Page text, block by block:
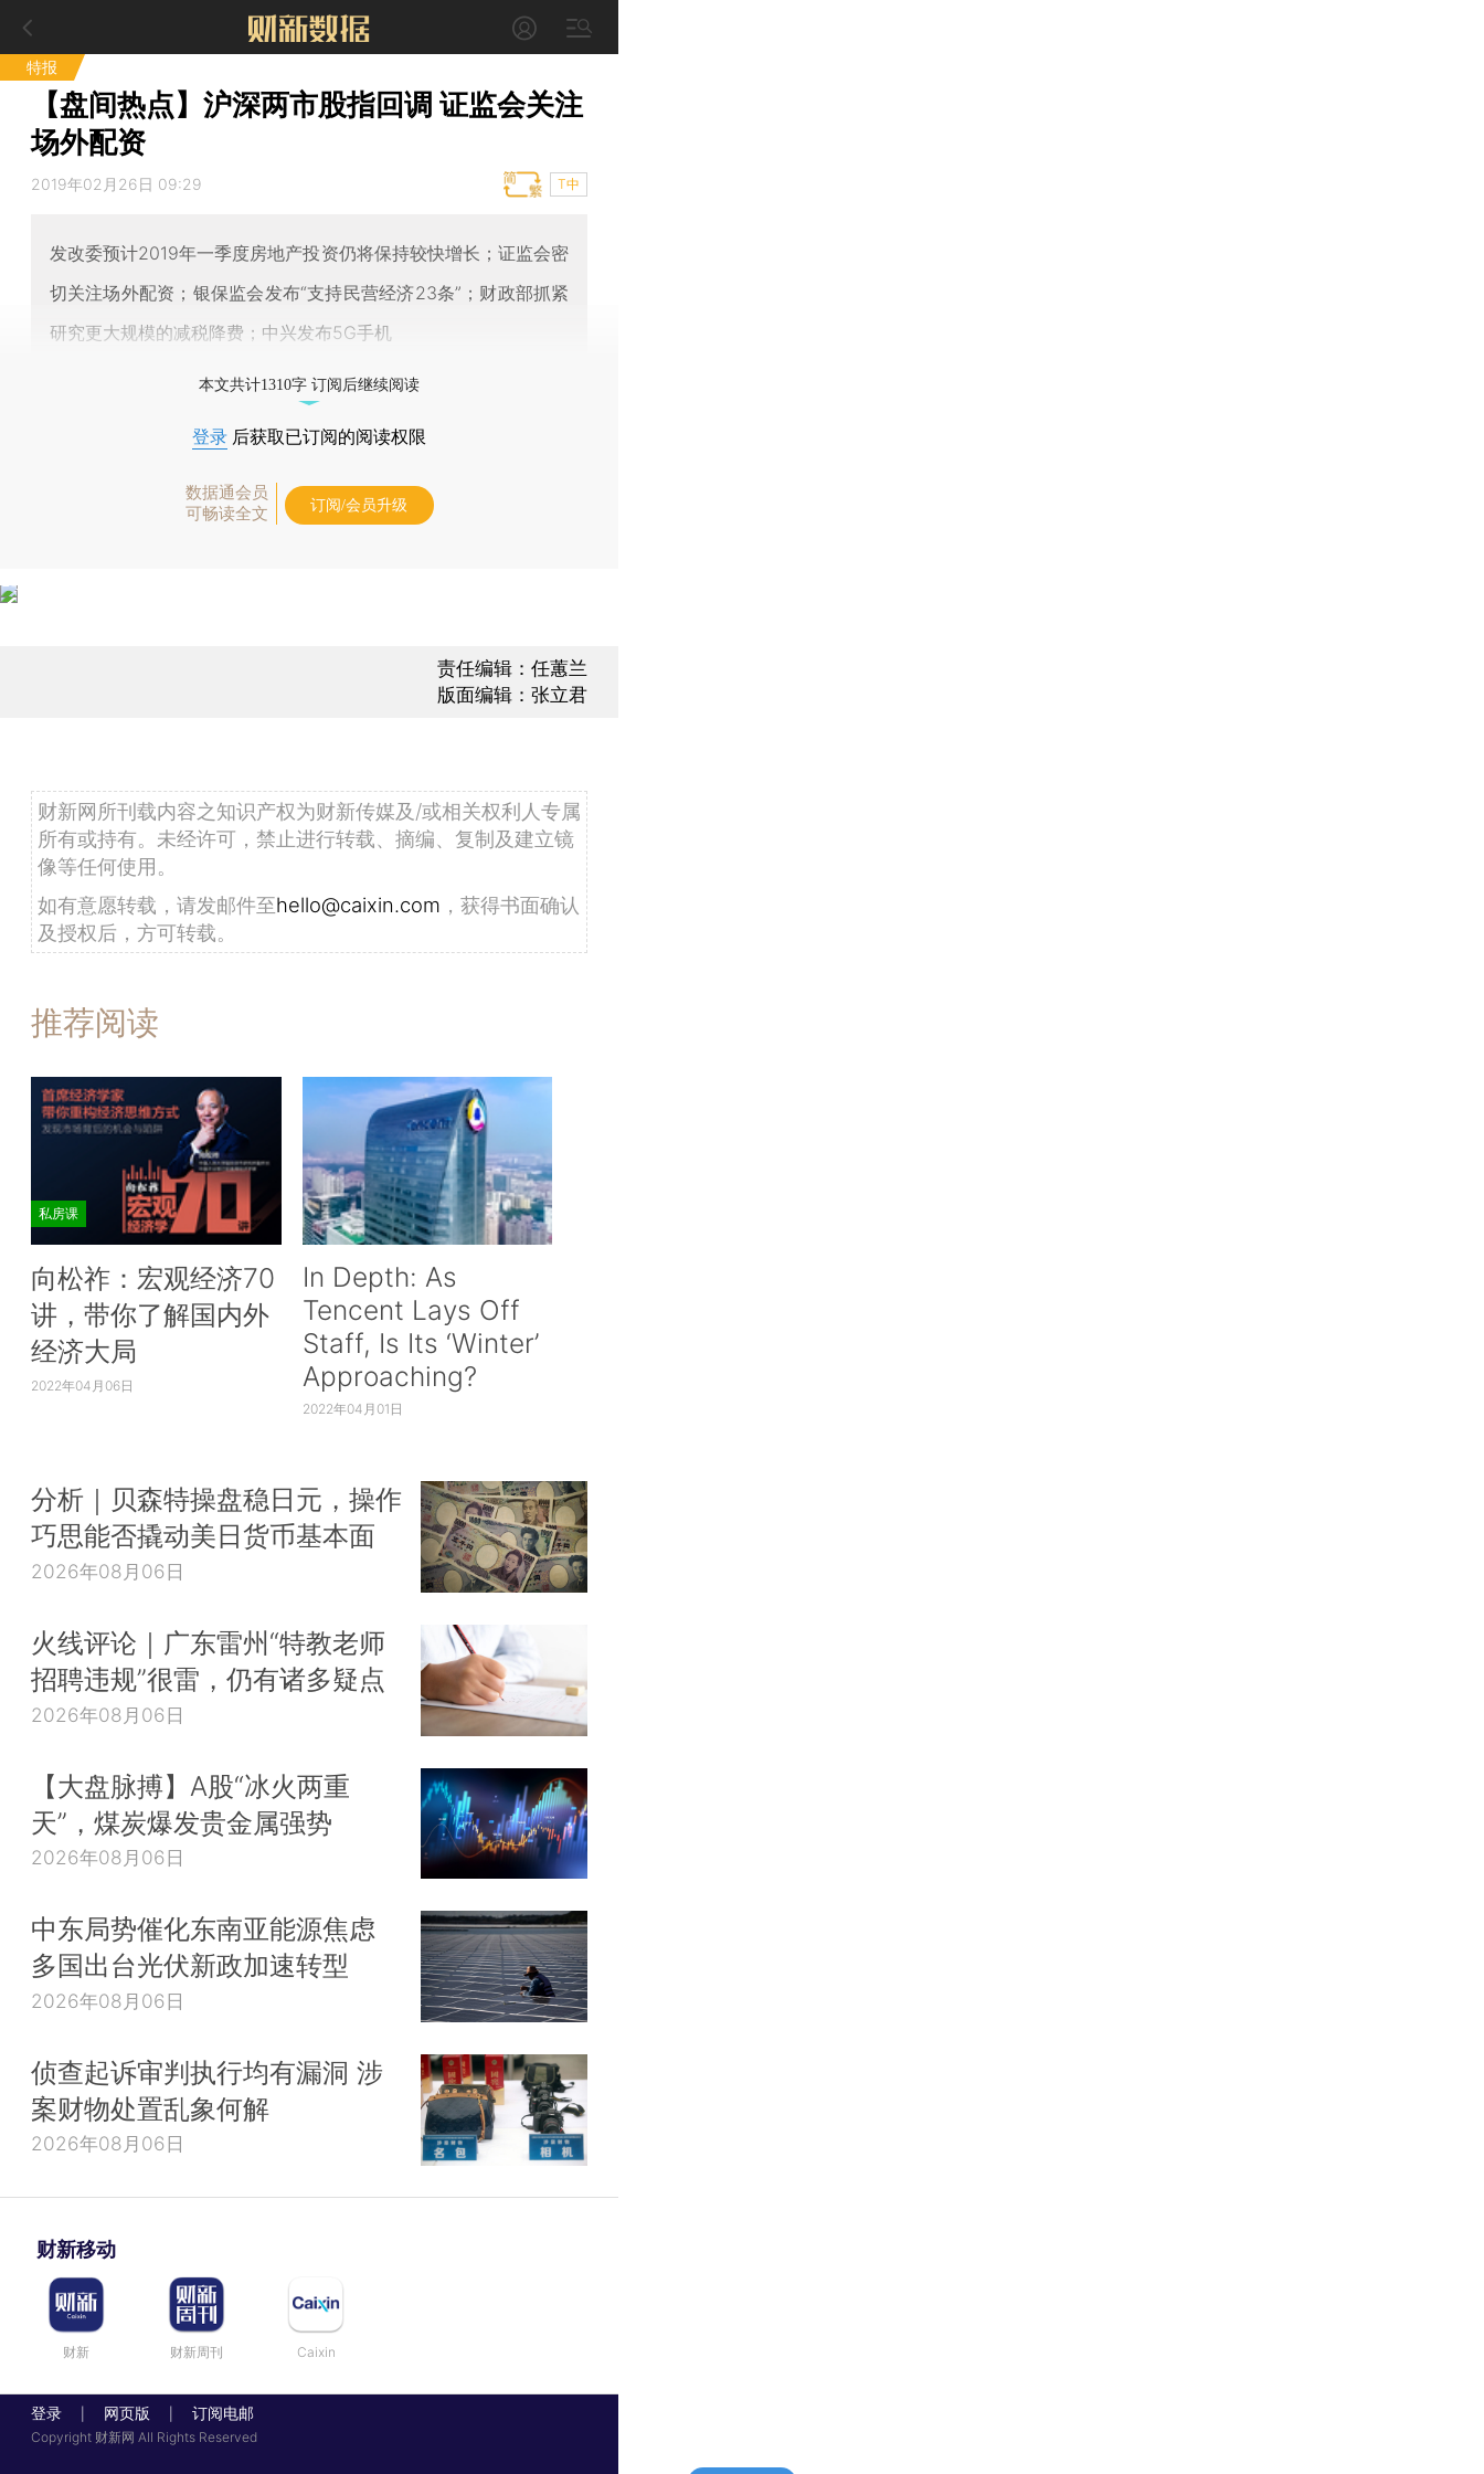
特报
【盘间热点】沪深两市股指回调 证监会关注
场外配资
2019年02月26日 09:29 T中
发改委预计2019年一季度房地产投资仍将保持较快增长；证监会密
切关注场外配资；银保监会发布“支持民营经济23条”；财政部抓紧
研究更大规模的减税降费；中兴发布5G手机
本文共计1310字 订阅后继续阅读
登录 后获取已订阅的阅读权限
数据通会员
可畅读全文
订阅/会员升级
责任编辑：任蕙兰
版面编辑：张立君
财新网所刊载内容之知识产权为财新传媒及/或相关权利人专属
所有或持有。未经许可，禁止进行转载、摘编、复制及建立镜
像等任何使用。
如有意愿转载，请发邮件至hello@caixin.com ，获得书面确认
及授权后，方可转载。
推荐阅读
私房课
向松祚：宏观经济70
讲，带你了解国内外
经济大局
2022年04月06日
In Depth: As
Tencent Lays Off
Staff, Is Its ‘Winter’
Approaching?
2022年04月01日
分析｜贝森特操盘稳日元，操作
巧思能否撬动美日货币基本面
2026年08月06日
火线评论｜广东雷州“特教老师
招聘违规”很雷，仍有诸多疑点
2026年08月06日
【大盘脉搏】A股“冰火两重
天”，煤炭爆发贵金属强势
2026年08月06日
中东局势催化东南亚能源焦虑
多国出台光伏新政加速转型
2026年08月06日
侦查起诉审判执行均有漏洞 涉
案财物处置乱象何解
2026年08月06日
财新移动
财新 财新周刊 Caixin
登录 网页版 订阅电邮
Copyright 财新网 All Rights Reserved